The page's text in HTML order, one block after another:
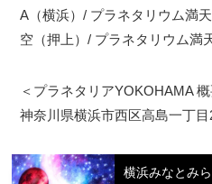
A（横浜）/ プラネタリウム満
空（押上）/ プラネタリウム満
＜プラネタリアYOKOHAMA 概
神奈川県横浜市西区高島一丁
横浜みなとみ